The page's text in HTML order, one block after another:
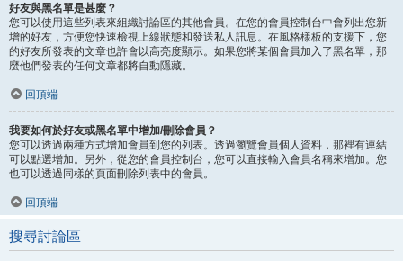
好友與黑名單是甚麼？
您可以使用這些列表來組織討論區的其他會員。在您的會員控制台中會列出您新
增的好友，方便您快速檢視上線狀態和發送私人訊息。在風格樣板的支援下，您
的好友所發表的文章也許會以高亮度顯示。如果您將某個會員加入了黑名單，那
麼他們發表的任何文章都將自動隱藏。
回頂端
我要如何於好友或黑名單中增加/刪除會員？
您可以透過兩種方式增加會員到您的列表。透過瀏覽會員個人資料，那裡有連結
可以點選增加。另外，從您的會員控制台，您可以直接輸入會員名稱來增加。您
也可以透過同樣的頁面刪除列表中的會員。
回頂端
搜尋討論區